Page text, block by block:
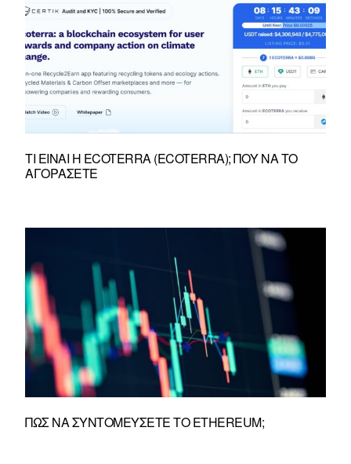
ΤΙ ΕΊΝΑΙ Η ECOTERRA (ECOTERRA); ΠΟΎ ΝΑ ΤΟ
ΑΓΟΡΆΣΕΤΕ
ΠΏΣ ΝΑ ΣΥΝΤΟΜΕΎΣΕΤΕ ΤΟ ETHEREUM;